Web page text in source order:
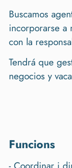
Buscamos
incorporarse a
con la
Tendrá que
negocios y
funcions